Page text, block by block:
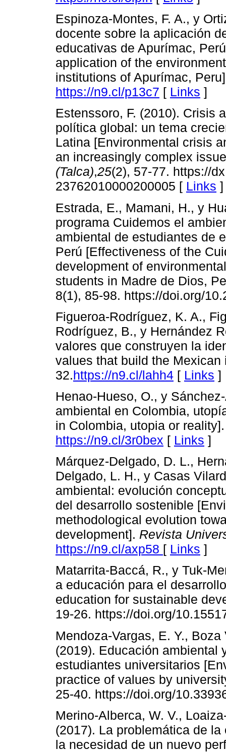
Espinoza-Montes, F. A., y
docente sobre la aplicación
educativas de Apurímac,
application of the
institutions of Apurímac,
https://n9.cl/p13c7 [ Links ]
Estenssoro, F. (2010). Crisis
política global: un tema
Latina [Environmental crisis
an increasingly complex
(Talca),25(2), 57-77. https://
23762010000200005 [ Links ]
Estrada, E., Mamani, H., y
programa Cuidemos el
ambiental de estudiantes de
Perú [Effectiveness of the
development of
students in Madre de Dios,
8(1), 85-98. https://doi.org/
Figueroa-Rodríguez, K. A.,
Rodríguez, B., y Hernández
valores que construyen la
values that build the
32.https://n9.cl/lahh4 [ Links ]
Henao-Hueso, O., y
ambiental en Colombia,
in Colombia, utopia or
https://n9.cl/3r0bex [ Links ]
Márquez-Delgado, D. L.,
Delgado, L. H., y Casas
ambiental: evolución
del desarrollo sostenible
methodological evolution
development]. Revista
https://n9.cl/axp58 [ Links ]
Matarrita-Baccá, R., y Tuk-
a educación para el
education for sustainable
19-26. https://doi.org/
Mendoza-Vargas, E. Y.,
(2019). Educación ambiental
estudiantes universitarios
practice of values by
25-40. https://doi.org/
Merino-Alberca, W. V.,
(2017). La problemática de
la necesidad de un nuevo